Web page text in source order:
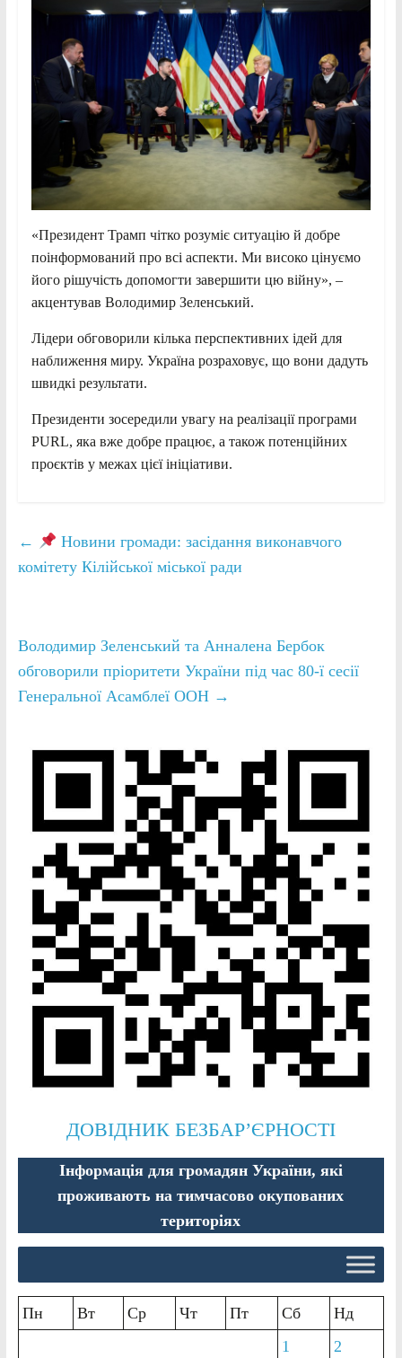
«Президент Трамп чітко розуміє ситуацію й добре
поінформований про всі аспекти. Ми високо цінуємо
його рішучість допомогти завершити цю війну», –
акцентував Володимир Зеленський.
Лідери обговорили кілька перспективних ідей для
наближення миру. Україна розраховує, що вони дадуть
швидкі результати.
Президенти зосередили увагу на реалізації програми
PURL, яка вже добре працює, а також потенційних
проєктів у межах цієї ініціативи.
←
Новини громади: засідання виконавчого
комітету Кілійської міської ради
Володимир Зеленський та Анналена Бербок
обговорили пріоритети України під час 80-ї сесії
Генеральної Асамблеї ООН →
ДОВІДНИК БЕЗБАР’ЄРНОСТІ
Інформація для громадян України, які
проживають на тимчасово окупованих
територіях
Пн Вт Ср Чт Пт Сб
Нд
1
2